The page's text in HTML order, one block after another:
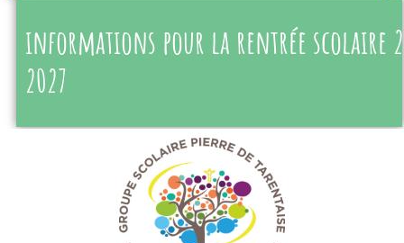
informations pour la rentrée scolaire
2027